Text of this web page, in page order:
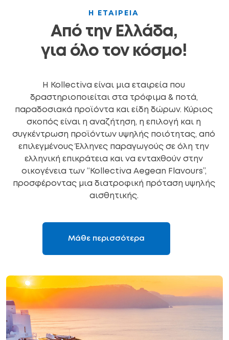
Η ΕΤΑΙΡΕΙΑ
Από την Ελλάδα,
για όλο τον κόσμο!
Η Kollectiva είναι μια εταιρεία που
δραστηριοποιείται στα τρόφιμα & ποτά,
παραδοσιακά προϊόντα και είδη δώρων. Κύριος
σκοπός είναι η αναζήτηση, η επιλογή και η
συγκέντρωση προϊόντων υψηλής ποιότητας, από
επιλεγμένους Έλληνες παραγωγούς σε όλη την
ελληνική επικράτεια και να ενταχθούν στην
οικογένεια των “Kollectiva Aegean Flavours”,
προσφέροντας μια διατροφική πρόταση υψηλής
αισθητικής.
Μάθε περισσότερα